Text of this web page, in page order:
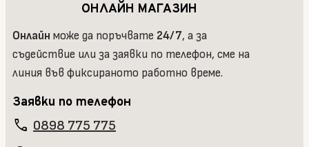
ОНЛАЙН МАГАЗИН
Онлайн може да поръчвате 24/7, а за
съдействие или за заявки по телефон, сме на
линия във фиксираното работно време.
Заявки по телефон
phone 0898 775 775